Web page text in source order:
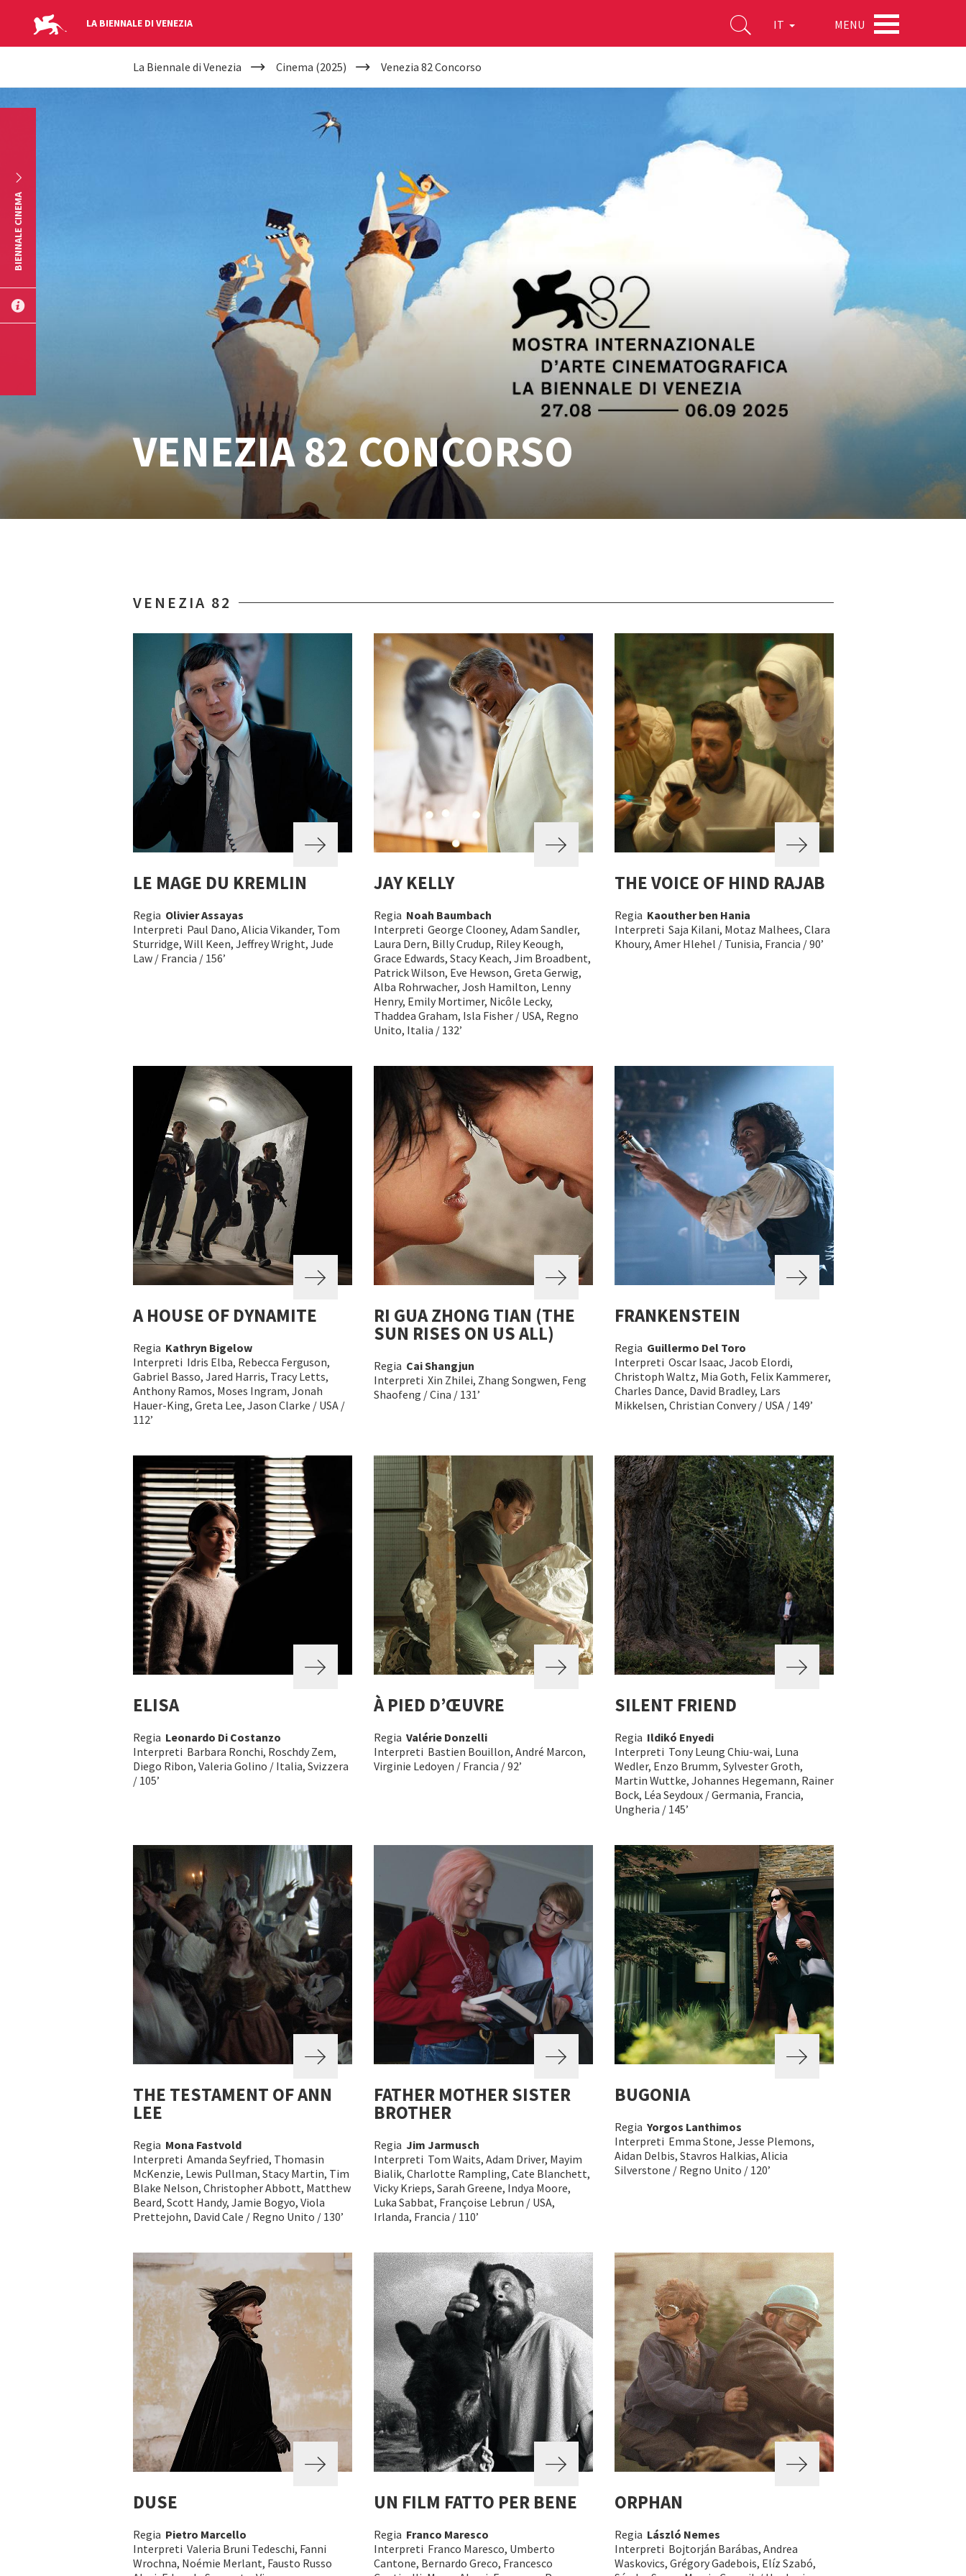
LA BIENNALE DI VENEZIA IT MENU
YOUR
ARE
La Biennale di Venezia Cinema (2025) Venezia 82 Concorso
VENEZIA 82 CONCORSO
VENEZIA 82
LE MAGE DU KREMLIN
Regia Olivier Assayas
Interpreti Paul Dano, Alicia Vikander, Tom
Sturridge, Will Keen, Jeffrey Wright, Jude
Law / Francia / 156’
JAY KELLY
Regia Noah Baumbach
Interpreti George Clooney, Adam Sandler,
Laura Dern, Billy Crudup, Riley Keough,
Grace Edwards, Stacy Keach, Jim Broadbent,
Patrick Wilson, Eve Hewson, Greta Gerwig,
Alba Rohrwacher, Josh Hamilton, Lenny
Henry, Emily Mortimer, Nicôle Lecky,
Thaddea Graham, Isla Fisher / USA, Regno
Unito, Italia / 132’
THE VOICE OF HIND RAJAB
Regia Kaouther ben Hania
Interpreti Saja Kilani, Motaz Malhees, Clara
Khoury, Amer Hlehel / Tunisia, Francia / 90’
A HOUSE OF DYNAMITE
Regia Kathryn Bigelow
Interpreti Idris Elba, Rebecca Ferguson,
Gabriel Basso, Jared Harris, Tracy Letts,
Anthony Ramos, Moses Ingram, Jonah
Hauer-King, Greta Lee, Jason Clarke / USA /
112’
RI GUA ZHONG TIAN (THE
SUN RISES ON US ALL)
Regia Cai Shangjun
Interpreti Xin Zhilei, Zhang Songwen, Feng
Shaofeng / Cina / 131’
FRANKENSTEIN
Regia Guillermo Del Toro
Interpreti Oscar Isaac, Jacob Elordi,
Christoph Waltz, Mia Goth, Felix Kammerer,
Charles Dance, David Bradley, Lars
Mikkelsen, Christian Convery / USA / 149’
ELISA
Regia Leonardo Di Costanzo
Interpreti Barbara Ronchi, Roschdy Zem,
Diego Ribon, Valeria Golino / Italia, Svizzera
/ 105’
À PIED D’ŒUVRE
Regia Valérie Donzelli
Interpreti Bastien Bouillon, André Marcon,
Virginie Ledoyen / Francia / 92’
SILENT FRIEND
Regia Ildikó Enyedi
Interpreti Tony Leung Chiu-wai, Luna
Wedler, Enzo Brumm, Sylvester Groth,
Martin Wuttke, Johannes Hegemann, Rainer
Bock, Léa Seydoux / Germania, Francia,
Ungheria / 145’
THE TESTAMENT OF ANN
LEE
Regia Mona Fastvold
Interpreti Amanda Seyfried, Thomasin
McKenzie, Lewis Pullman, Stacy Martin, Tim
Blake Nelson, Christopher Abbott, Matthew
Beard, Scott Handy, Jamie Bogyo, Viola
Prettejohn, David Cale / Regno Unito / 130’
FATHER MOTHER SISTER
BROTHER
Regia Jim Jarmusch
Interpreti Tom Waits, Adam Driver, Mayim
Bialik, Charlotte Rampling, Cate Blanchett,
Vicky Krieps, Sarah Greene, Indya Moore,
Luka Sabbat, Françoise Lebrun / USA,
Irlanda, Francia / 110’
BUGONIA
Regia Yorgos Lanthimos
Interpreti Emma Stone, Jesse Plemons,
Aidan Delbis, Stavros Halkias, Alicia
Silverstone / Regno Unito / 120’
DUSE
Regia Pietro Marcello
Interpreti Valeria Bruni Tedeschi, Fanni
Wrochna, Noémie Merlant, Fausto Russo
UN FILM FATTO PER BENE
Regia Franco Maresco
Interpreti Franco Maresco, Umberto
Cantone, Bernardo Greco, Francesco
ORPHAN
Regia László Nemes
Interpreti Bojtorján Barábas, Andrea
Waskovics, Grégory Gadebois, Elíz Szabó,
BIENNALE CINEMA